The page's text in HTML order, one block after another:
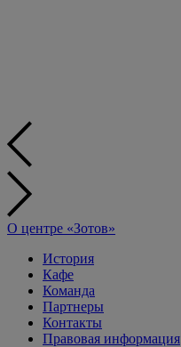
О центре «Зотов»
История
Кафе
Команда
Партнеры
Контакты
Правовая информация